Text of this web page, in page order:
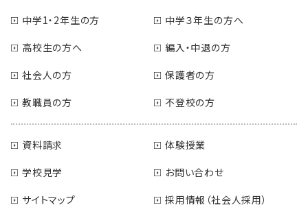
中学1・2年生の方
中学３年生の方へ
高校生の方へ
編入・中退の方
社会人の方
保護者の方
教職員の方
不登校の方
資料請求
体験授業
学校見学
お問い合わせ
サイトマップ
採用情報（社会人採用）